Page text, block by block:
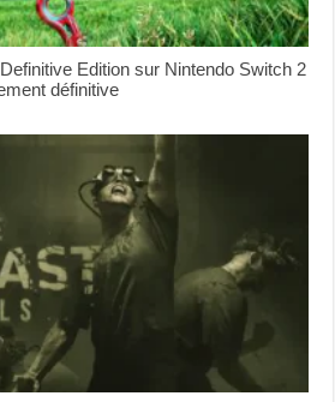
Edition sur Nintendo Switch 2
définitive